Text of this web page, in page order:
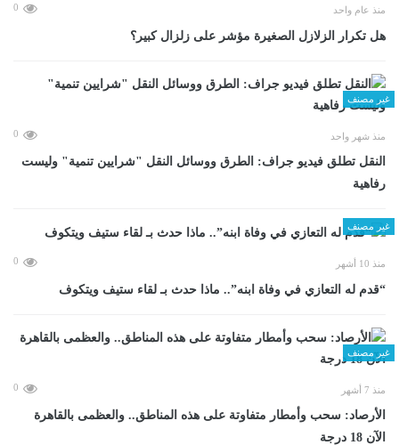
منذ عام واحد 0
هل تكرار الزلازل الصغيرة مؤشر على زلزال كبير؟
غير مصنف
منذ شهر واحد 0
​النقل تطلق فيديو جراف: الطرق ووسائل النقل "شرايين تنمية" وليست
رفاهية
غير مصنف
منذ 10 أشهر 0
“قدم له التعازي في وفاة ابنه”.. ماذا حدث بـ لقاء ستيف ويتكوف
غير مصنف
منذ 7 أشهر 0
الأرصاد: سحب وأمطار متفاوتة على هذه المناطق.. والعظمى بالقاهرة
الآن 18 درجة